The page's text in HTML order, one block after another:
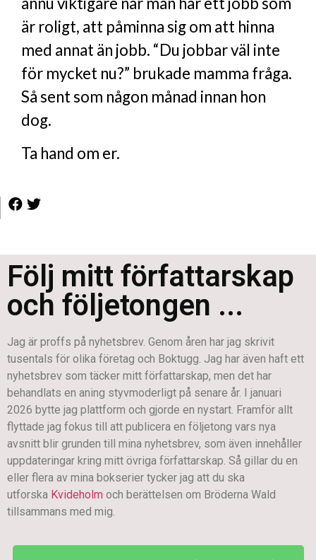
är roligt, att påminna sig om att hinna
med annat än jobb. “Du jobbar väl inte
för mycket nu?” brukade mamma fråga.
Så sent som någon månad innan hon
dog.
Ta hand om er.
Följ mitt författarskap
och följetongen ...
Jag är proffs på nyhetsbrev. Genom åren har jag skrivit
tusentals för olika företag och Boktugg. Jag har även haft ett
nyhetsbrev som täcker mitt författarskap, men det har
behandlats en aning styvmoderligt på senare år. I januari
2026 bytte jag plattform och gjorde en nystart. Framför allt
flyttade jag fokus till att publicera en följetong vars nya
avsnitt blir grunden till mina nyhetsbrev, som även innehåller
uppdateringar kring mitt övriga författarskap. Så gillar du en
eller flera av mina bokserier tycker jag att du ska
utforska Kvideholm och berättelsen om Bröderna Wald
tillsammans med mig.